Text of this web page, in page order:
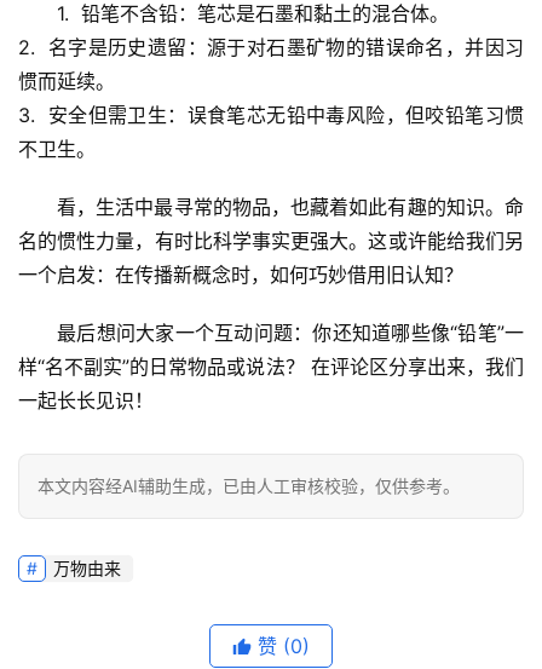
1. 铅笔不含铅：笔芯是石墨和黏土的混合体。
2. 名字是历史遗留 ：源于对石墨矿物的错误命名，并因习
惯而延续。
3. 安全但需卫生 ：误食笔芯无铅中毒风险，但咬铅笔习惯
不卫生。
看，生活中最寻常的物品，也藏着如此有趣的知识。 命
名的惯性力量，有时比科学事实更强大。这或许能给我们另
一个启发：在传播新概念时，如何巧妙借用旧认知？
最后想问大家一个互动问题：你还知道哪些像“铅笔”一
样“名不副实”的日常物品或说法？
在评论区分享出来，我们
一起长长见识！
本文内容经AI辅助生成，已由人工审核校验，仅供参考。
万物由来
赞 (0)